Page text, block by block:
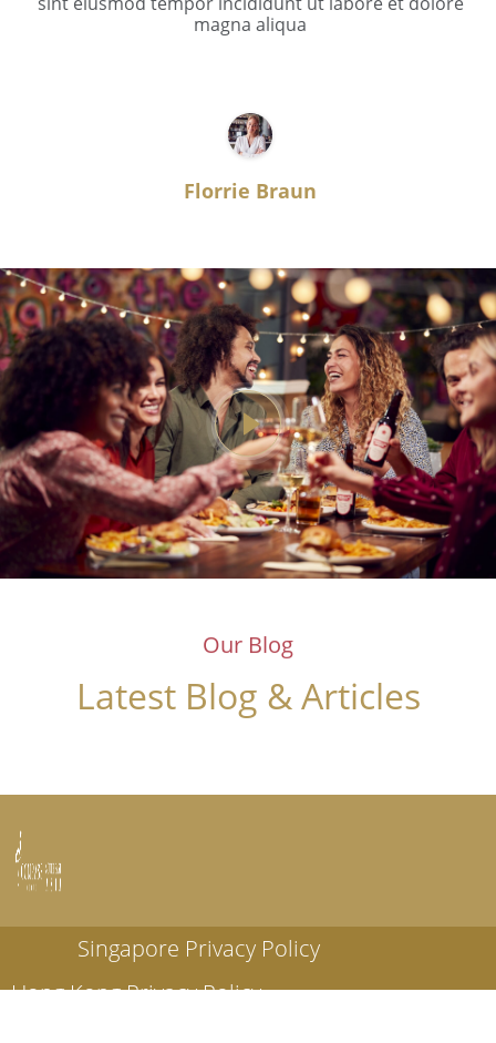
Florrie Braun
magna aliqua
Our Blog
Latest Blog & Articles
Singapore Privacy Policy
Hong Kong Privacy Policy